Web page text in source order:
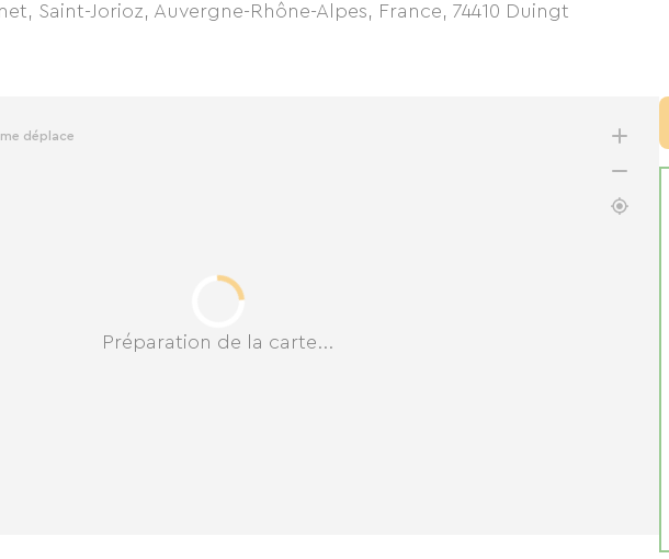
Saint-Jorioz, Auvergne-Rhône-Alpes, France, 74410 Duingt
Préparation de la carte...
déplace